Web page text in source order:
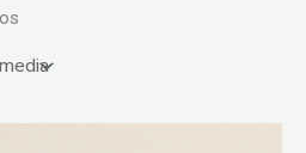
media